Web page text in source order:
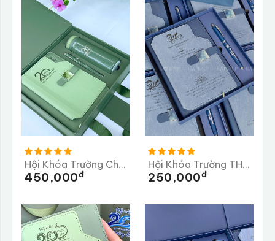
Hội Khóa Trường Chu Văn An 20 Năm Ngày Trở Về
450,000Đ
Hội Khóa Trường THCS Tần Quang Khải 20 Năm Trở Về Trường
250,000Đ